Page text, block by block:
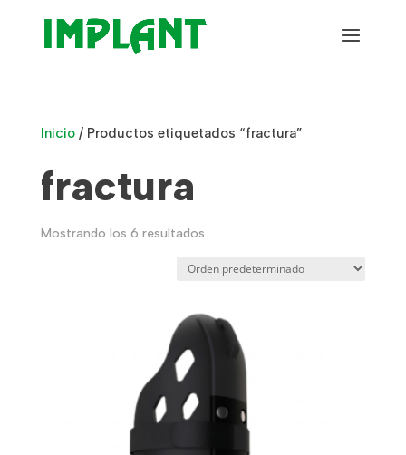
Inicio/ Productos etiquetados “fractura”
fractura
Mostrando los 6 resultados